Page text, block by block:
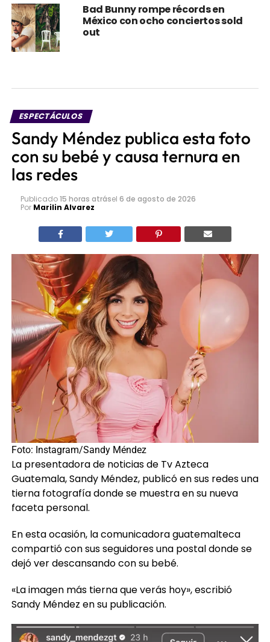
Bad Bunny rompe récords en
México con ocho conciertos sold
out
ESPECTÁCULOS
Sandy Méndez publica esta foto
con su bebé y causa ternura en
las redes
Publicado15 horas atrásel 6 de agosto de 2026
Por Marilin Alvarez
Foto: Instagram/Sandy Méndez
La presentadora de noticias de Tv Azteca
Guatemala, Sandy Méndez, publicó en sus redes una
tierna fotografía donde se muestra en su nueva
faceta personal.
En esta ocasión, la comunicadora guatemalteca
compartió con sus seguidores una postal donde se
dejó ver descansando con su bebé.
«La imagen más tierna que verás hoy», escribió
Sandy Méndez en su publicación.